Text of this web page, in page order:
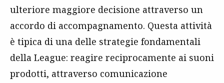
ulteriore maggiore decisione attraverso un
accordo di accompagnamento. Questa attività
è tipica di una delle strategie fondamentali
della League: reagire reciprocamente ai suoni
prodotti, attraverso comunicazione